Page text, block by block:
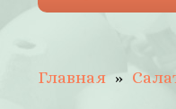
Главная